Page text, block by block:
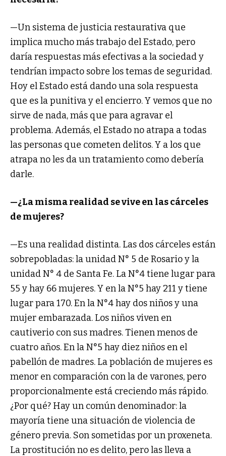
—Un sistema de justicia restaurativa que
implica mucho más trabajo del Estado, pero
daría respuestas más efectivas a la sociedad y
tendrían impacto sobre los temas de seguridad.
Hoy el Estado está dando una sola respuesta
que es la punitiva y el encierro. Y vemos que no
sirve de nada, más que para agravar el
problema. Además, el Estado no atrapa a todas
las personas que cometen delitos. Y a los que
atrapa no les da un tratamiento como debería
darle.
—¿La misma realidad se vive en las cárceles
de mujeres?
—Es una realidad distinta. Las dos cárceles están
sobrepobladas: la unidad N° 5 de Rosario y la
unidad N° 4 de Santa Fe. La N°4 tiene lugar para
55 y hay 66 mujeres. Y en la N°5 hay 211 y tiene
lugar para 170. En la N°4 hay dos niños y una
mujer embarazada. Los niños viven en
cautiverio con sus madres. Tienen menos de
cuatro años. En la N°5 hay diez niños en el
pabellón de madres. La población de mujeres es
menor en comparación con la de varones, pero
proporcionalmente está creciendo más rápido.
¿Por qué? Hay un común denominador: la
mayoría tiene una situación de violencia de
género previa. Son sometidas por un proxeneta.
La prostitución no es delito, pero las lleva a